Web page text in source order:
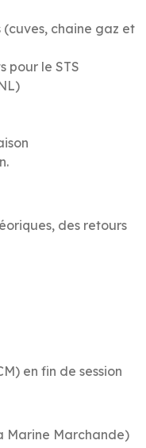
(cuves, chaine gaz et
pour le STS
des retours
en fin de session
Marine Marchande)